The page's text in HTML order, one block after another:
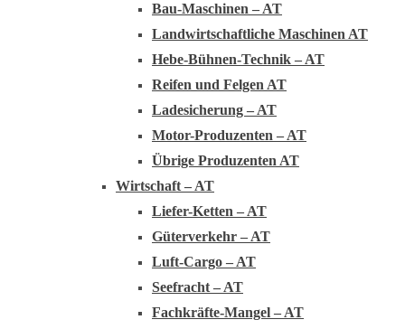
Bau-Maschinen – AT
Landwirtschaftliche Maschinen AT
Hebe-Bühnen-Technik – AT
Reifen und Felgen AT
Ladesicherung – AT
Motor-Produzenten – AT
Übrige Produzenten AT
Wirtschaft – AT
Liefer-Ketten – AT
Güterverkehr – AT
Luft-Cargo – AT
Seefracht – AT
Fachkräfte-Mangel – AT